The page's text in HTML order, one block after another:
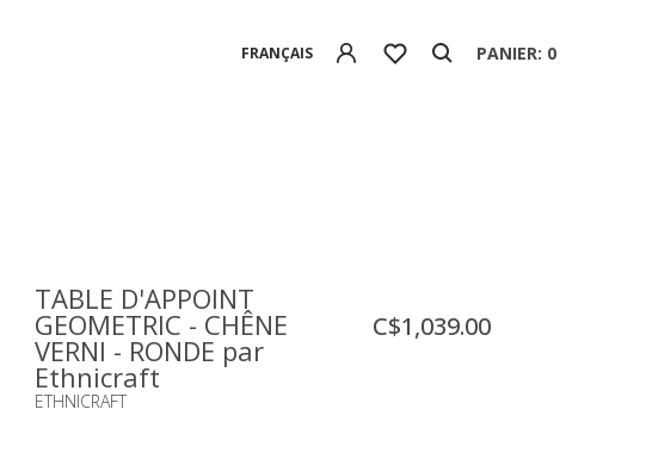
FRANÇAIS PANIER: 0
TABLE D'APPOINT
GEOMETRIC - CHÊNE
VERNI - RONDE par
Ethnicraft
ETHNICRAFT
C$1,039.00